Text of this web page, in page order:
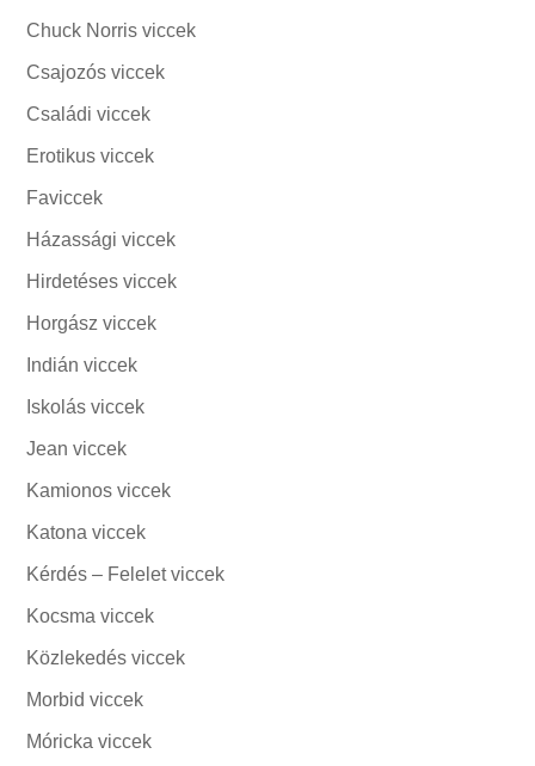
Chuck Norris viccek
Csajozós viccek
Családi viccek
Erotikus viccek
Faviccek
Házassági viccek
Hirdetéses viccek
Horgász viccek
Indián viccek
Iskolás viccek
Jean viccek
Kamionos viccek
Katona viccek
Kérdés – Felelet viccek
Kocsma viccek
Közlekedés viccek
Morbid viccek
Móricka viccek